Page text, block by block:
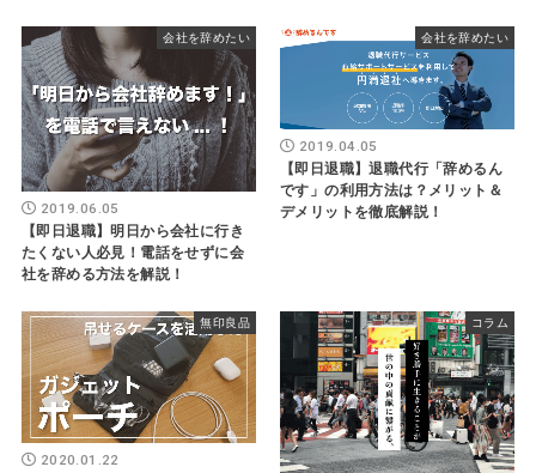
会社を辞めたい
2019.06.05
【即日退職】明日から会社に行き
たくない人必見！電話をせずに会
社を辞める方法を解説！
会社を辞めたい
2019.04.05
【即日退職】退職代行「辞めるん
です」の利用方法は？メリット＆
デメリットを徹底解説！
無印良品
2020.01.22
コラム